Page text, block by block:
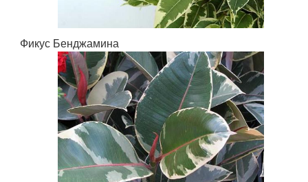
Фикус Бенджамина